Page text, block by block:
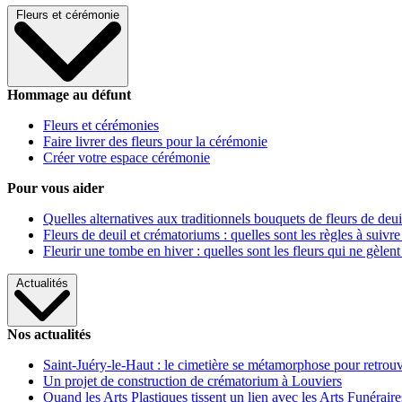
Fleurs et cérémonie
Hommage au défunt
Fleurs et cérémonies
Faire livrer des fleurs pour la cérémonie
Créer votre espace cérémonie
Pour vous aider
Quelles alternatives aux traditionnels bouquets de fleurs de
Fleurs de deuil et crématoriums : quelles sont les règles à
Fleurir une tombe en hiver : quelles sont les fleurs qui ne gèlent
Actualités
Nos actualités
Saint-Juéry-le-Haut : le cimetière se métamorphose pour
Un projet de construction de crématorium à Louviers
Quand les Arts Plastiques tissent un lien avec les Arts